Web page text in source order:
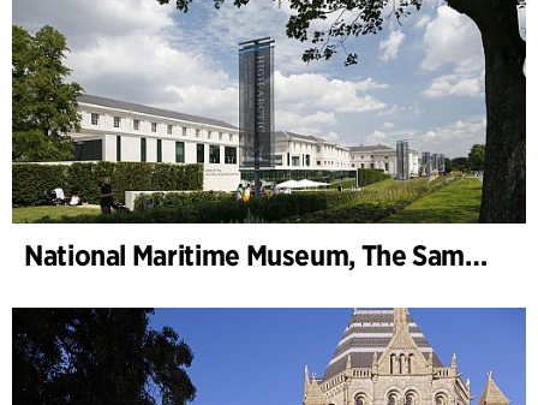
National Maritime Museum, The Sammy Ofer Wing